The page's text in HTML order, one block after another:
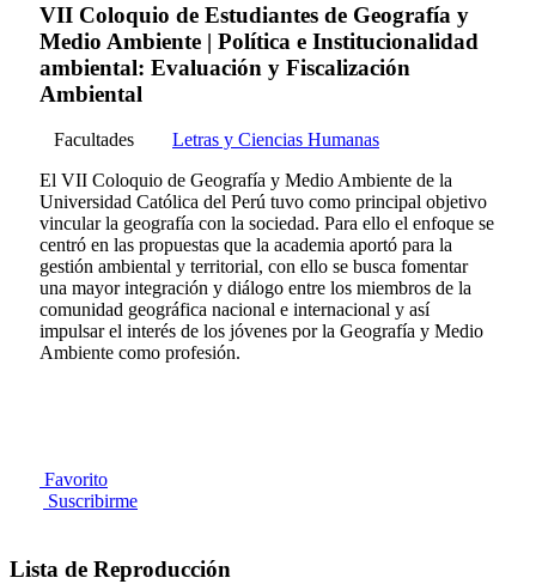
VII Coloquio de Estudiantes de Geografía y
Medio Ambiente | Política e Institucionalidad
ambiental: Evaluación y Fiscalización
Ambiental
Facultades
Letras y Ciencias Humanas
El VII Coloquio de Geografía y Medio Ambiente de la
Universidad Católica del Perú tuvo como principal objetivo
vincular la geografía con la sociedad. Para ello el enfoque se
centró en las propuestas que la academia aportó para la
gestión ambiental y territorial, con ello se busca fomentar
una mayor integración y diálogo entre los miembros de la
comunidad geográfica nacional e internacional y así
impulsar el interés de los jóvenes por la Geografía y Medio
Ambiente como profesión.
Favorito
Suscribirme
Lista de Reproducción